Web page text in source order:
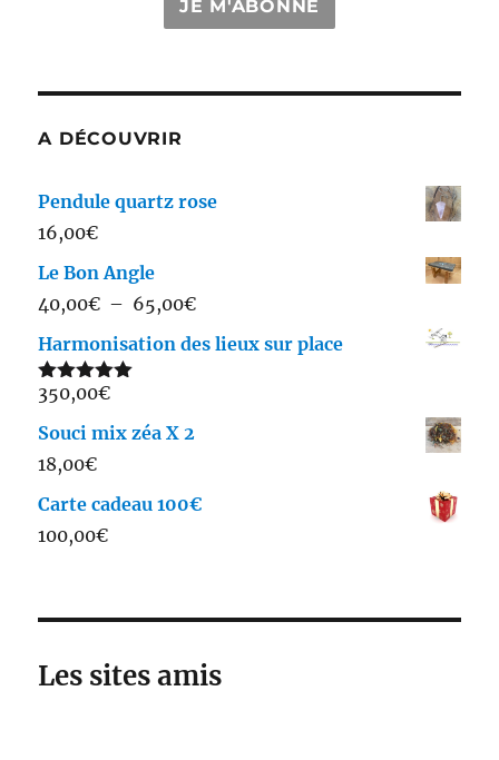
JE M'ABONNE
A DÉCOUVRIR
Pendule quartz rose
16,00€
Le Bon Angle
40,00€ – 65,00€Plage
de
Harmonisation des lieux sur place
Note5.00
350,00€
Souci mix zéa X 2
18,00€
Carte cadeau 100€
100,00€
Les sites amis